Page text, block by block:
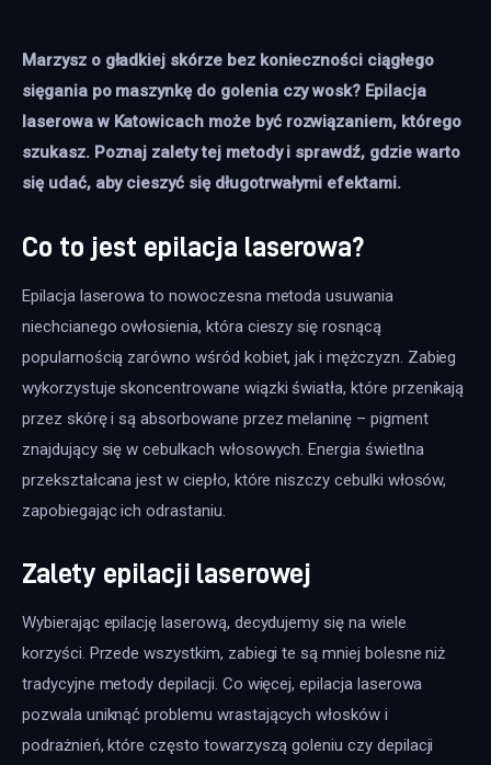
Marzysz o gładkiej skórze bez konieczności ciągłego
sięgania po maszynkę do golenia czy wosk? Epilacja
laserowa w Katowicach może być rozwiązaniem, którego
szukasz. Poznaj zalety tej metody i sprawdź, gdzie warto
się udać, aby cieszyć się długotrwałymi efektami.
Co to jest epilacja laserowa?
Epilacja laserowa to nowoczesna metoda usuwania
niechcianego owłosienia, która cieszy się rosnącą
popularnością zarówno wśród kobiet, jak i mężczyzn. Zabieg
wykorzystuje skoncentrowane wiązki światła, które przenikają
przez skórę i są absorbowane przez melaninę – pigment
znajdujący się w cebulkach włosowych. Energia świetlna
przekształcana jest w ciepło, które niszczy cebulki włosów,
zapobiegając ich odrastaniu.
Zalety epilacji laserowej
Wybierając epilację laserową, decydujemy się na wiele
korzyści. Przede wszystkim, zabiegi te są mniej bolesne niż
tradycyjne metody depilacji. Co więcej, epilacja laserowa
pozwala uniknąć problemu wrastających włosków i
podrażnień, które często towarzyszą goleniu czy depilacji